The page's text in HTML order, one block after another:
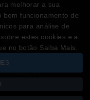
para apimentar a sua
interessante e excitante!
amigos!
melhorar a sua
bom funcionamento de
para análise de
estes cookies e a
no botão Saiba Mais.